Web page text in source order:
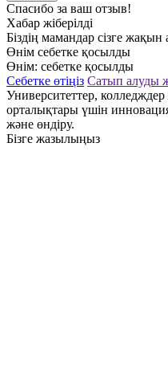
Спасибо за ваш отзыв!
Хабар жіберілді
Біздің мамандар сізге жақын
Өнім себетке қосылды
Өнім: себетке қосылды
Себетке өтіңіз Сатып алуды
Университеттер,
орталықтары үшін
және өндіру.
Бізге жазылыңыз